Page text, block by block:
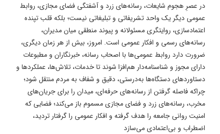
در عصرِ هجوم شایعات، رسانه‌های زرد و آشفتگی فضای مجازی، روابط
عمومی دیگر یک واحد تشریفاتی و تبلیغاتی نیست؛ بلکه قلب تپنده
اعتمادسازی، روایتگری مسئولانه و پیوند منطقی میان مدیران،
رسانه‌های رسمی و افکار عمومی است. امروز، بیش از هر زمان دیگری،
ضرورت دارد روابط عمومی‌ها با اصحاب رسانه، خبرنگاران و مطبوعات
دارای مجوز و شناسنامه‌دار هم‌افزا شوند تا خدمات، تلاش‌ها، عملکردها و
دستاوردهای دستگاه‌ها به‌درستی، دقیق و شفاف به مردم منتقل شود؛
چراکه فاصله گرفتن از رسانه‌های حرفه‌ای، میدان را برای جریان‌های
مخرب، رسانه‌های زرد و فضای مجازی مسموم باز می‌کند؛ فضایی که
امنیت روانی جامعه را هدف گرفته و افکار عمومی را گرفتار تردید،
اضطراب و بی‌اعتمادی می‌سازد